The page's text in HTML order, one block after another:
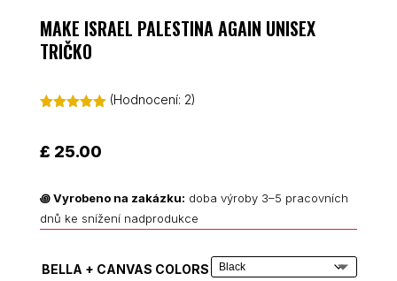
MAKE ISRAEL PALESTINA AGAIN UNISEX
TRIČKO
základě
hodnocení
(Hodnocení: 2)
£ 25.00
꩜Vyrobeno na zakázku: doba výroby 3–5 pracovních
dnů ke snížení nadprodukce
BELLA + CANVAS COLORS